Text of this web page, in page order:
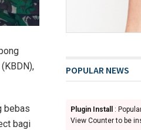
bebas
bagi
POPULAR NEWS
Plugin Install
:
View Counter to be